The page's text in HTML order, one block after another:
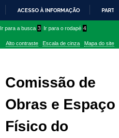
PARA
CONTEÚDO
ACESSO À INFORMAÇÃO
Ir para a busca 3 Ir para o rodapé 4
Alto contraste Escala de cinza Mapa do site
Comissão de
Obras e Espaço
Físico do